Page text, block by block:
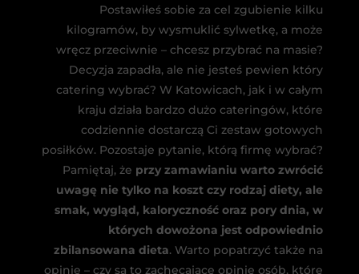
Postawiłeś sobie za cel zgubienie kilku
kilogramów, by wysmuklić sylwetkę, a może
wręcz przeciwnie – chcesz przybrać na masie?
Decyzja zapadła, ale nie jesteś pewien który
catering wybrać? W Katowicach, jak i w całym
kraju działa bardzo dużo cateringów, które
codziennie dostarczą Ci zestaw gotowych
posiłków. Pozostaje pytanie, którą firmę wybrać?
Pamiętaj, że przy zamawianiu warto zwrócić
uwagę nie tylko na koszt czy rodzaj diety, ale
smak, wygląd, kaloryczność oraz pory dnia, w
których dowożona jest odpowiednio
zbilansowana dieta. Warto popatrzyć także na
opinie – czy są to zachęcające opinie osób, które